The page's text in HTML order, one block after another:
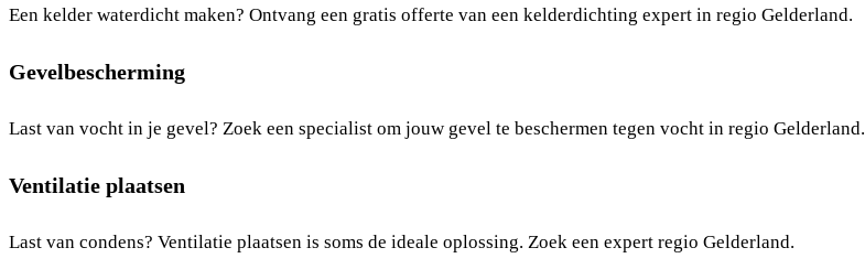
Een kelder waterdicht maken? Ontvang een gratis offerte van een kelderdichting expert in regio Gelderland.
Gevelbescherming
Last van vocht in je gevel? Zoek een specialist om jouw gevel te beschermen tegen vocht in regio Gelderland.
Ventilatie plaatsen
Last van condens? Ventilatie plaatsen is soms de ideale oplossing. Zoek een expert regio Gelderland.